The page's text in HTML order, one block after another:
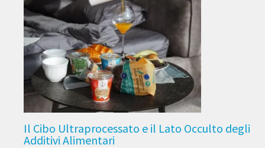
Il Cibo Ultraprocessato e il Lato Occulto degli
Additivi Alimentari